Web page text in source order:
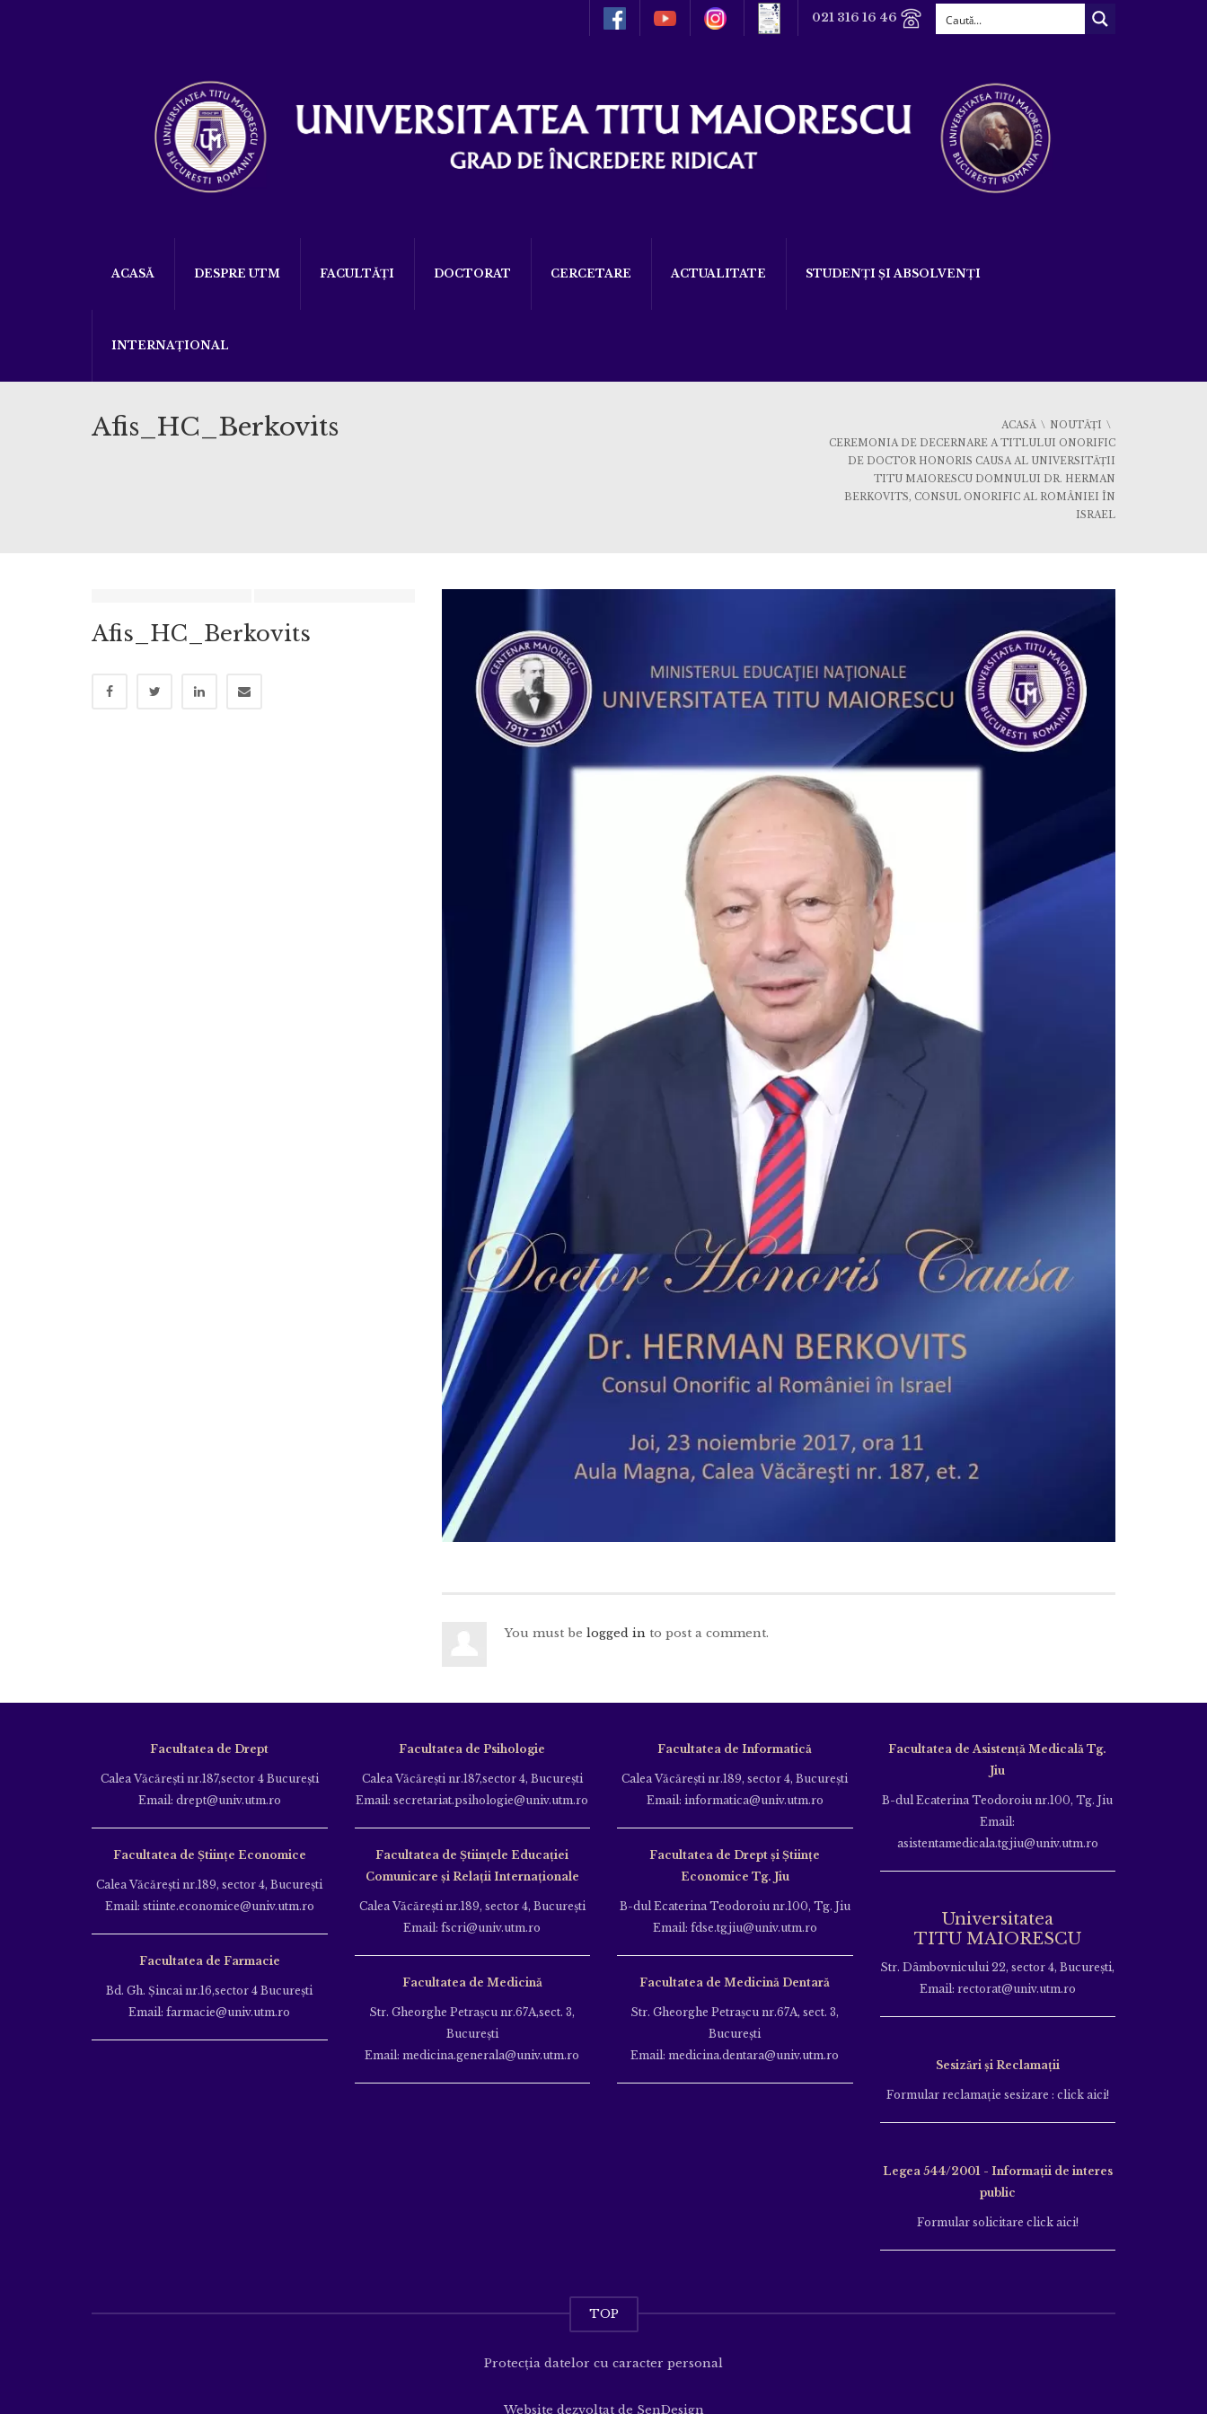
021 316 16 46
ACASĂ DESPRE UTM FACULTĂȚI DOCTORAT CERCETARE ACTUALITATE STUDENȚI ȘI ABSOLVENȚI
INTERNAȚIONAL
Afis_HC_Berkovits ACASĂ
NOUTĂȚI
CEREMONIA DE DECERNARE A TITLULUI ONORIFIC
DE DOCTOR HONORIS CAUSA AL UNIVERSITĂŢII
TITU MAIORESCU DOMNULUI DR. HERMAN
BERKOVITS, CONSUL ONORIFIC AL ROMÂNIEI ÎN
ISRAEL
You must be logged in to post a comment.
Afis_HC_Berkovits
Facultatea de Drept
Calea Văcăreşti nr.187,sector 4 Bucureşti
Email: drept@univ.utm.ro
Facultatea de Științe Economice
Calea Văcăreşti nr.189, sector 4, Bucureşti
Email: stiinte.economice@univ.utm.ro
Facultatea de Farmacie
Bd. Gh. Şincai nr.16,sector 4 Bucureşti
Email: farmacie@univ.utm.ro
Facultatea de Psihologie
Calea Văcăreşti nr.187,sector 4, Bucureşti
Email: secretariat.psihologie@univ.utm.ro
Facultatea de Ştiinţele Educației
Comunicare și Relații Internaționale
Calea Văcăreşti nr.189, sector 4, Bucureşti
Email: fscri@univ.utm.ro
Facultatea de Medicină
Str. Gheorghe Petraşcu nr.67A,sect. 3,
Bucureşti
Email: medicina.generala@univ.utm.ro
Facultatea de Informatică
Calea Văcăreşti nr.189, sector 4, Bucureşti
Email: informatica@univ.utm.ro
Facultatea de Drept și Științe
Economice Tg. Jiu
B-dul Ecaterina Teodoroiu nr.100, Tg. Jiu
Email: fdse.tgjiu@univ.utm.ro
Facultatea de Medicină Dentară
Str. Gheorghe Petraşcu nr.67A, sect. 3,
Bucureşti
Email: medicina.dentara@univ.utm.ro
Facultatea de Asistență Medicală Tg.
Jiu
B-dul Ecaterina Teodoroiu nr.100, Tg. Jiu
Email:
asistentamedicala.tgjiu@univ.utm.ro
Universitatea
TITU MAIORESCU
Str. Dâmbovnicului 22, sector 4, București,
Email: rectorat@univ.utm.ro
Sesizări și Reclamații
Formular reclamație sesizare : click aici!
Legea 544/2001 - Informații de interes
public
Formular solicitare click aici!
TOP
Protecția datelor cu caracter personal
Website dezvoltat de SenDesign